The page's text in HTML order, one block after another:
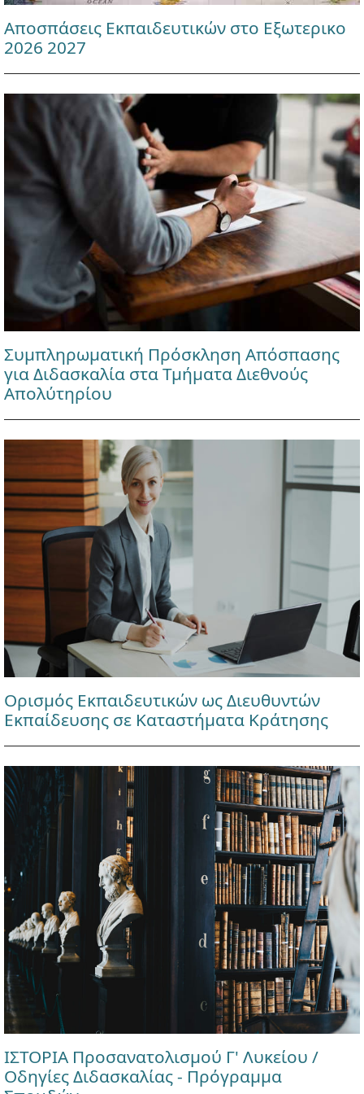
Αποσπάσεις Εκπαιδευτικών στο Εξωτερικο
2026 2027
Συμπληρωματική Πρόσκληση Απόσπασης
για Διδασκαλία στα Τμήματα Διεθνούς
Απολύτηρίου
Ορισμός Εκπαιδευτικών ως Διευθυντών
Εκπαίδευσης σε Καταστήματα Κράτησης
ΙΣΤΟΡΙΑ Προσανατολισμού Γ' Λυκείου /
Οδηγίες Διδασκαλίας - Πρόγραμμα